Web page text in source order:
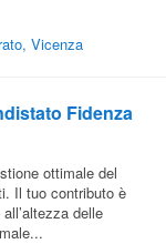
Vicenza
Fidenza
ottimale del
Il tuo contributo è
delle